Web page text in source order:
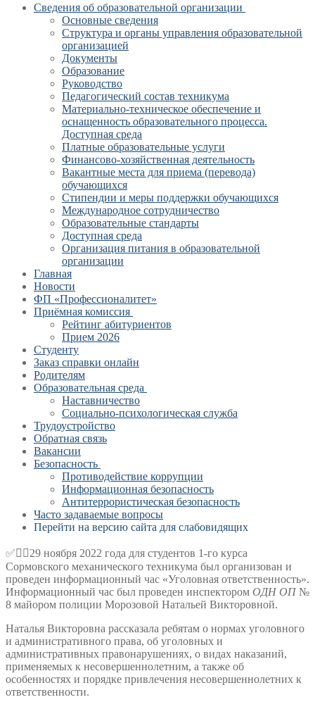
Сведения об образовательной организации
Основные сведения
Структура и органы управления образовательной
организацией
Документы
Образование
Руководство
Педагогический состав техникума
Материально-техническое обеспечение и
оснащенность образовательного процесса.
Доступная среда
Платные образовательные услуги
Финансово-хозяйственная деятельность
Вакантные места для приема (перевода)
обучающихся
Стипендии и меры поддержки обучающихся
Международное сотрудничество
Образовательные стандарты
Доступная среда
Организация питания в образовательной
организации
Главная
Новости
ФП «Профессионалитет»
Приёмная комиссия
Рейтинг абитуриентов
Прием 2026
Студенту
Заказ справки онлайн
Родителям
Образовательная среда
Наставничество
Социально-психологическая служба
Трудоустройство
Обратная связь
Вакансии
Безопасность
Противодействие коррупции
Информационная безопасность
Антитеррористическая безопасность
Часто задаваемые вопросы
Перейти на версию сайта для слабовидящих
✅👮‍♀️29 ноября 2022 года для студентов 1-го курса
Сормовского механического техникума был организован и
проведен информационный час «Уголовная ответственность».
Информационный час был проведен инспектором ОДН ОП №
8 майором полиции Морозовой Натальей Викторовной.
Наталья Викторовна рассказала ребятам о нормах уголовного
и административного права, об уголовных и
административных правонарушениях, о видах наказаний,
применяемых к несовершеннолетним, а также об
особенностях и порядке привлечения несовершеннолетних к
ответственности.